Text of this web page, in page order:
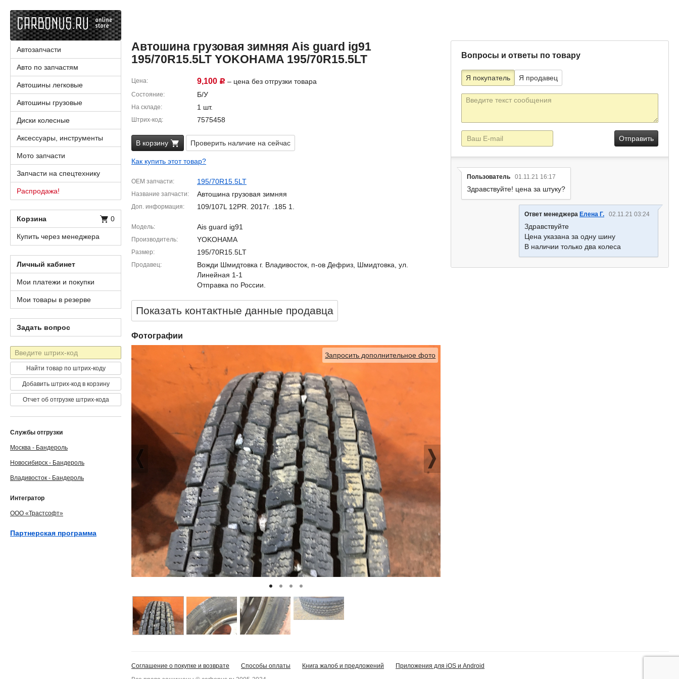
Автошина грузовая зимняя Ais guard ig91
195/70R15.5LT YOKOHAMA 195/70R15.5LT
Цена 9,100 Р – цена без отгрузки товара
Состояние Б/У
На складе 1 шт.
Штрих-код 7575458
В корзину Проверить наличие на сейчас
Как купить этот товар?
OEM запчасти 195/70R15.5LT
Название запчасти Автошина грузовая зимняя
Доп. информация 109/107L 12PR. 2017г. .185 1.
Модель Ais guard ig91
Производитель YOKOHAMA
Размер 195/70R15.5LT
Продавец
Вожди Шмидтовка г. Владивосток, п-ов Дефриз, Шмидтовка, ул.
Линейная 1-1
Отправка по России.
Показать контактные данные продавцa
Фотографии
Запросить дополнительное фото
Вопросы и ответы по товару
Я покупатель Я продавец
Текст
E-
mail
Пользователь 01.11.21 16:17
Здравствуйте! цена за штуку?
Ответ менеджера Елена Г. 02.11.21 03:24
Здравствуйте
Цена указана за одну шину
В наличии только два колеса
Автозапчасти
Авто по запчастям
Автошины легковые
Автошины грузовые
Диски колесные
Аксессуары, инструменты
Мото запчасти
Запчасти на спецтехнику
Распродажа!
Корзина 0
Купить через менеджера
Личный кабинет
Мои платежи и покупки
Мои товары в резерве
Задать вопрос
Штрих-
код
Найти товар по штрих-коду
Добавить штрих-код в корзину
Отчет об отгрузке штрих-кода
Службы отгрузки
Москва - Бандероль
Новосибирск - Бандероль
Владивосток - Бандероль
Интегратор
ООО «Трастсофт»
Партнерская программа
Соглашение о покупке и возврате Способы оплаты Книга жалоб и предложений
Приложения для iOS и Android